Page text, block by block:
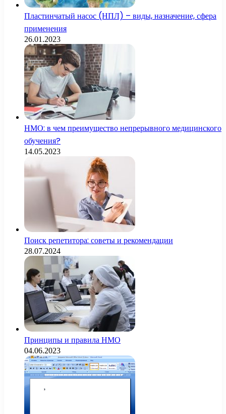
Пластинчатый насос (НПЛ) – виды, назначение, сфера
применения
26.01.2023
НМО: в чем преимущество непрерывного медицинского
обучения?
14.05.2023
Поиск репетитора: советы и рекомендации
28.07.2024
Принципы и правила НМО
04.06.2023